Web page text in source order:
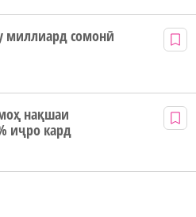
миллиард сомонӣ
нақшаи
иҷро кард